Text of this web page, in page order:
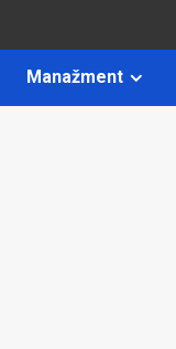
Manažment